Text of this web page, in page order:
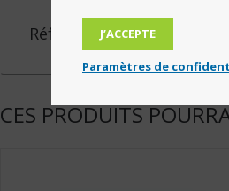
Réf : 812105
CES PRODUITS
J’ACCEPTE
Paramètres de